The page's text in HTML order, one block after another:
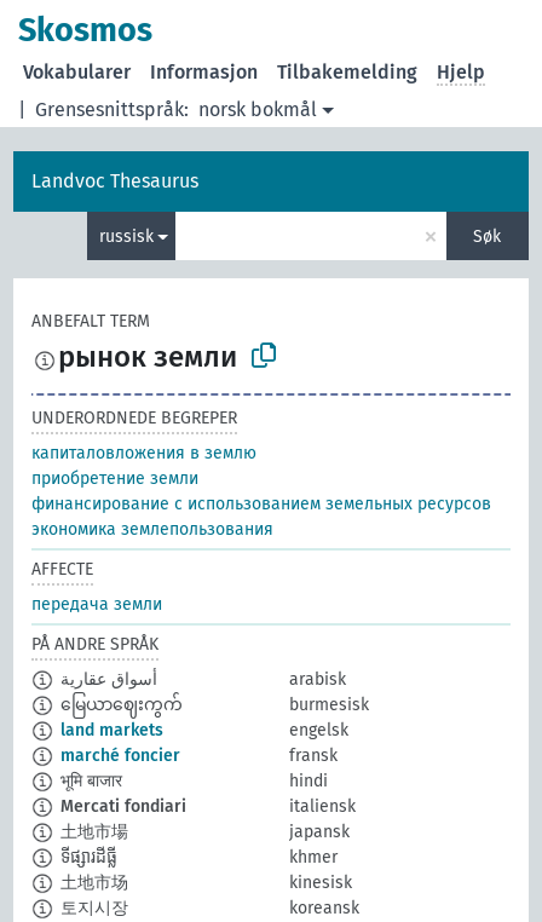
Skosmos
Grensesnittspråk: norsk bokmål
Vokabularer Informasjon Tilbakemelding Hjelp
Landvoc Thesaurus
russisk × Søk
ANBEFALT TERM
рынок земли
UNDERORDNEDE BEGREPER
капиталовложения в землю
приобретение земли
финансирование с использованием земельных ресурсов
экономика землепользования
AFFECTE
передача земли
PÅ ANDRE SPRÅK
أسواق عقارية
arabisk
မြေယာဈေးကွက်
burmesisk
land markets
engelsk
marché foncier
fransk
भूमि बाजार
hindi
Mercati fondiari
italiensk
土地市場
japansk
ទីផ្សារដីធ្លី
khmer
土地市场
kinesisk
토지시장
koreansk